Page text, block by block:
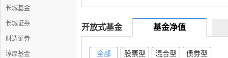
长城基金
长城证券
财达证券
淳厚基金
开放式基金 基金净值
全部 股票型 混合型 债券型